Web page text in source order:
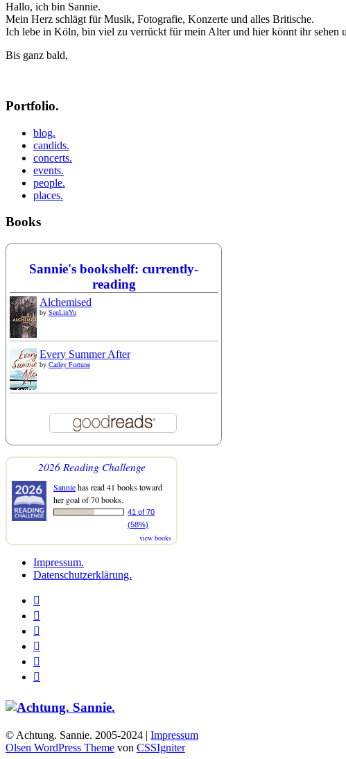
Hallo, ich bin Sannie.
Mein Herz schlägt für Musik, Fotografie, Konzerte und alles Britische.
Ich lebe in Köln, bin viel zu verrückt für mein Alter und hier könnt ihr sehen
Bis ganz bald,
Portfolio.
blog.
candids.
concerts.
events.
people.
places.
Books
Sannie's bookshelf: currently-
reading
Alchemised
by SenLinYu
Every Summer After
by Carley Fortune
2026 Reading Challenge
Sanniehas read 41 books toward
her goal of 70 books.
41 of 70
(58%)
view books
Impressum.
Datenschutzerklärung.
© Achtung. Sannie. 2005-2024 | Impressum
Olsen WordPress Theme von CSSIgniter